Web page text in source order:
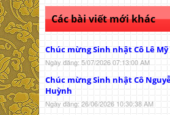
Các bài viết mới khác
Chúc mừng Sinh nhật Cô Lê
Ngày đăng: 5/07/2026 07:13:00 AM
Chúc mừng Sinh nhật Cô
Huỳnh
Ngày đăng: 26/06/2026 10:30:38 AM